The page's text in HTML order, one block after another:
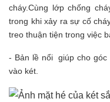
cháy.Cùng lớp chống
trong khi xảy ra sự cố
treo thuận tiện trong việc
- Bản lề nổi giúp cho góc
vào két.